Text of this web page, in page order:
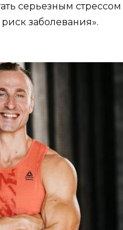
серьезным
заболевания».